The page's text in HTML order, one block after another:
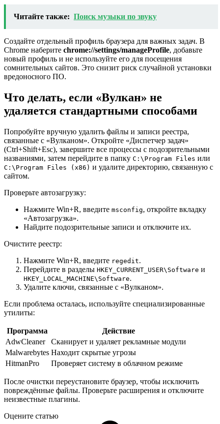
Читайте также: Поиск музыки по звуку
Создайте отдельный профиль браузера для важных задач. В
Chrome наберите chrome://settings/manageProfile, добавьте
новый профиль и не используйте его для посещения
сомнительных сайтов. Это снизит риск случайной установки
вредоносного ПО.
Что делать, если «Вулкан» не
удаляется стандартными способами
Попробуйте вручную удалить файлы и записи реестра,
связанные с «Вулканом». Откройте «Диспетчер задач»
(Ctrl+Shift+Esc), завершите все процессы с подозрительными
названиями, затем перейдите в папку C:\Program Files или
C:\Program Files (x86) и удалите директорию, связанную с
сайтом.
Проверьте автозагрузку:
Нажмите Win+R, введите msconfig, откройте вкладку
«Автозагрузка».
Найдите подозрительные записи и отключите их.
Очистите реестр:
Нажмите Win+R, введите regedit.
Перейдите в разделы HKEY_CURRENT_USER\Software и
HKEY_LOCAL_MACHINE\Software.
Удалите ключи, связанные с «Вулканом».
Если проблема осталась, используйте специализированные
утилиты:
Программа
Действие
AdwCleaner
Сканирует и удаляет рекламные модули
Malwarebytes Находит скрытые угрозы
HitmanPro
Проверяет систему в облачном режиме
После очистки переустановите браузер, чтобы исключить
повреждённые файлы. Проверьте расширения и отключите
неизвестные плагины.
Оцените статью